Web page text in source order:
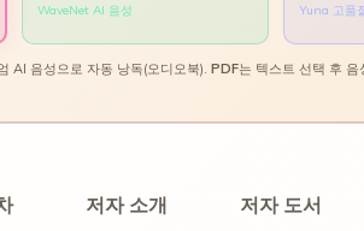
WaveNet AI 음성 Yuna 고품
AI 음성으로 자동 낭독(오디오북).PDF는 텍스트 선택 후
저자 소개 저자 도서